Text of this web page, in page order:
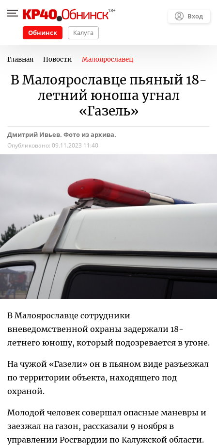
Обнинск Калуга
Вход
Главная Новости Малоярославец
В Малоярославце пьяный 18-
летний юноша угнал
«Газель»
Дмитрий Ивьев. Фото из архива.
Опубликовано: 09.11.2023 11:40
В Малоярославце сотрудники
вневедомственной охраны задержали 18-
летнего юношу, который подозревается в угоне.
На чужой «Газели» он в пьяном виде разъезжал
по территории объекта, находящего под
охраной.
Молодой человек совершал опасные маневры и
заезжал на газон, рассказали 9 ноября в
управлении Росгвардии по Калужской области.